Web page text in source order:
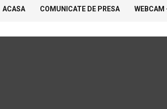
ACASA COMUNICATE DE PRESA WEBCAM